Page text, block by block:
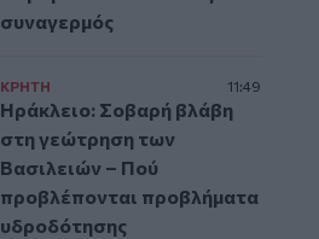
συναγερμός
ΚΡΗΤΗ 11:49
Ηράκλειο: Σοβαρή βλάβη
στη γεώτρηση των
Βασιλειών – Πού
προβλέπονται προβλήματα
υδροδότησης